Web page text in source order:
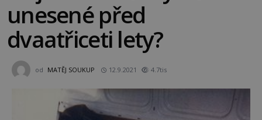
unesené před
dvaatřiceti lety?
od MATĚJ SOUKUP 12.9.2021 4.7tis